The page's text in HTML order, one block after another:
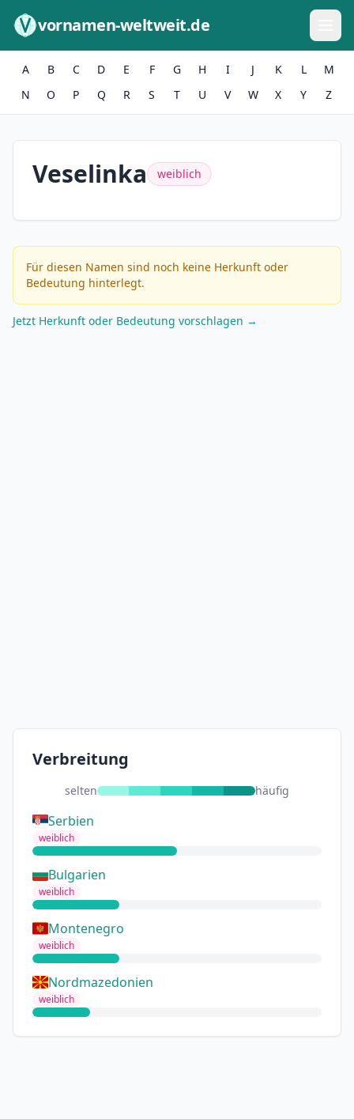
vornamen-weltweit.de
A B C D E F G H I J K L
M
N
O P Q R S T U V W X Y Z
Veselinka weiblich
Für diesen Namen sind noch keine Herkunft oder
Bedeutung hinterlegt.
Jetzt Herkunft oder Bedeutung vorschlagen →
Verbreitung
selten häufig
Serbien
weiblich
Bulgarien
weiblich
Montenegro
weiblich
Nordmazedonien
weiblich